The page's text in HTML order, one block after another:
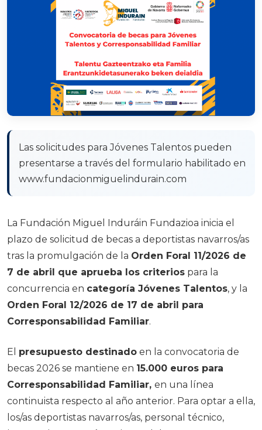
Las solicitudes para Jóvenes Talentos pueden
presentarse a través del formulario habilitado en
www.fundacionmiguelindurain.com
La Fundación Miguel Induráin Fundazioa inicia el
plazo de solicitud de becas a deportistas navarros/as
tras la promulgación de la Orden Foral 11/2026 de
7 de abril que aprueba los criterios para la
concurrencia en categoría Jóvenes Talentos, y la
Orden Foral 12/2026 de 17 de abril para
Corresponsabilidad Familiar.
El presupuesto destinado en la convocatoria de
becas 2026 se mantiene en 15.000 euros para
Corresponsabilidad Familiar, en una línea
continuista respecto al año anterior. Para optar a ella,
los/as deportistas navarros/as, personal técnico,